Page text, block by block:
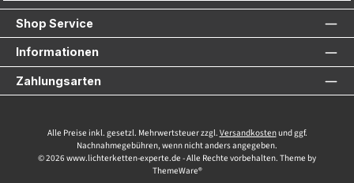
Shop Service
Informationen
Zahlungsarten
Alle Preise inkl. gesetzl. Mehrwertsteuer zzgl. Versandkostenund ggf.
Nachnahmegebühren, wenn nicht anders angegeben.
© 2026 www.lichterketten-experte.de - Alle Rechte vorbehalten. Theme by
ThemeWare®